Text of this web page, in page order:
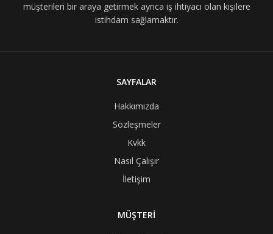
müşterileri bir araya getirmek ayrıca iş ihtiyacı olan kişilere
istihdam sağlamaktır.
SAYFALAR
Hakkımızda
Sözleşmeler
Kvkk
Nasıl Çalışır
İletişim
MÜŞTERİ